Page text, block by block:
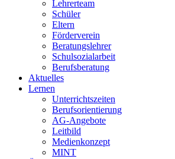
Lehrerteam
Schüler
Eltern
Förderverein
Beratungslehrer
Schulsozialarbeit
Berufsberatung
Aktuelles
Lernen
Unterrichtszeiten
Berufsorientierung
AG-Angebote
Leitbild
Medienkonzept
MINT